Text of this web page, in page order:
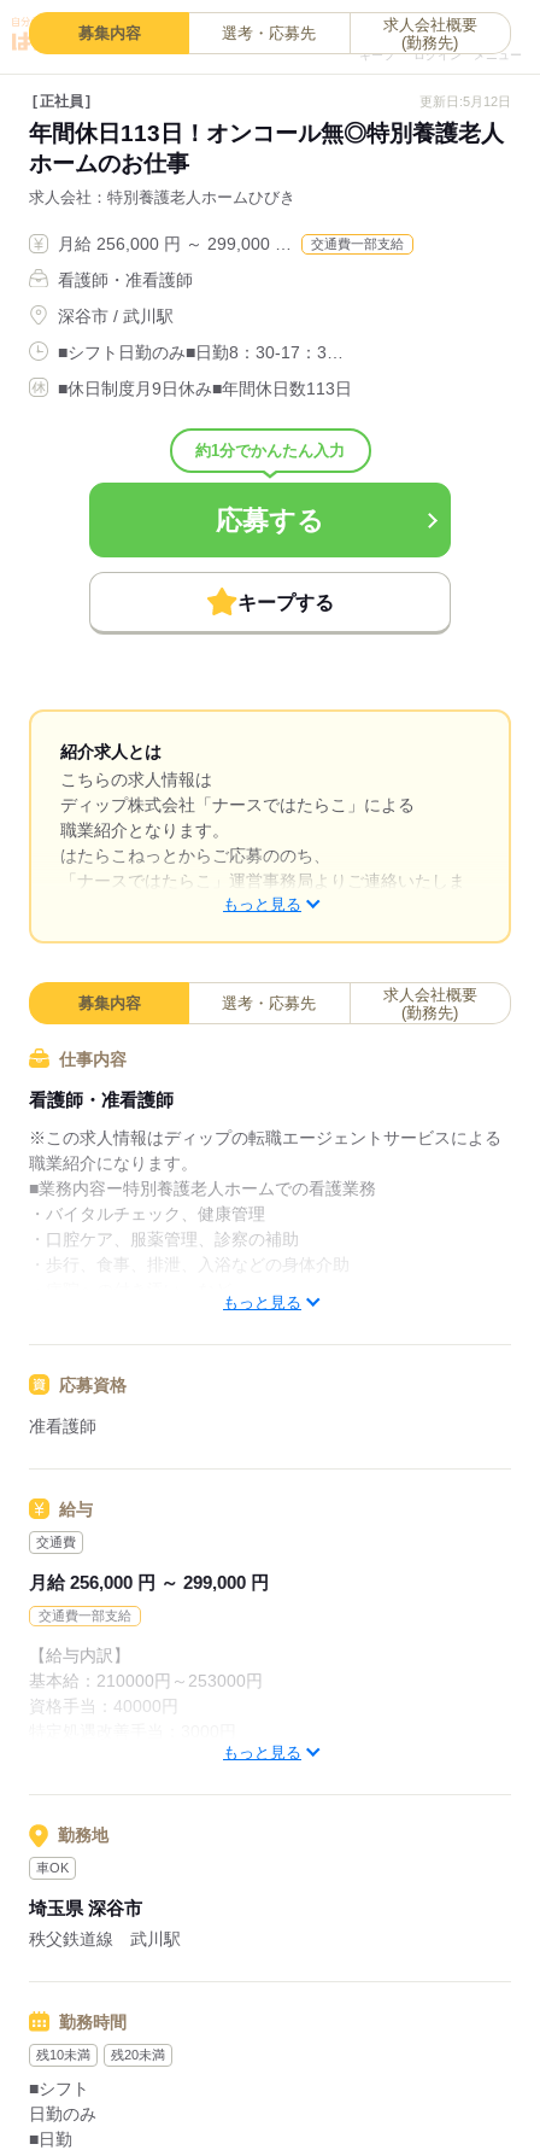
キープ
0
ログイン メニュー
募集内容 選考・応募先
求人会社概要
(勤務先)
正社員 更新日:5月12日
年間休日113日！オンコール無◎特別養護老人
ホームのお仕事
求人会社 特別養護老人ホームひびき
月給 256,000 円 ～ 299,000 … 交通費一部支給
看護師・准看護師
深谷市 / 武川駅
■シフト日勤のみ■日勤8：30-17：3…
■休日制度月9日休み■年間休日数113日
約1分でかんたん入力
応募する
キープする
紹介求人とは
こちらの求人情報は
ディップ株式会社「ナースではたらこ」による
職業紹介となります。
はたらこねっとからご応募ののち、
「ナースではたらこ」運営事務局よりご連絡いたしま
求職中の看護師さんの転職を専任の
キャリアアドバイザーが入職まで無料でサポートいた
日本最大級の求人情報の中からぴったりな求人をご紹
介。
履歴書作成のアドバイスや面接日の調整だけでなく、
お給料、お休み、入職時期の交渉もサポートします。
【もちろん無料】
費用は一切かかりません。
もっと見る
募集内容 選考・応募先
求人会社概要
(勤務先)
仕事内容
看護師・准看護師
※この求人情報はディップの転職エージェントサービスによる
職業紹介になります。
■業務内容ー特別養護老人ホームでの看護業務
・バイタルチェック、健康管理
・口腔ケア、服薬管理、診察の補助
・歩行、食事、排泄、入浴などの身体介助
※定員67名、ショートステイ23名
利用者様と中長期的な関係性を築くことができる、やりがいの
あるお仕事です。
ります！
年間休日113日＆時間外も少なめ！生活リズムが整いやすく、
プライベートも充実♪
つながります。
応募する
もっと見る
応募資格
准看護師
給与
交通費
月給 256,000 円 ～ 299,000 円
交通費一部支給
【給与内訳】
基本給：210000円～253000円
資格手当：40000円
もっと見る
勤務地
車OK
埼玉県 深谷市
秩父鉄道線 武川駅
勤務時間
残10未満 残20未満
■シフト
日勤のみ
■日勤